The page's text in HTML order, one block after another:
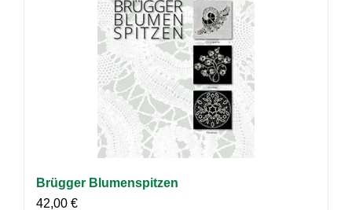
Brügger Blumenspitzen
42,00 €